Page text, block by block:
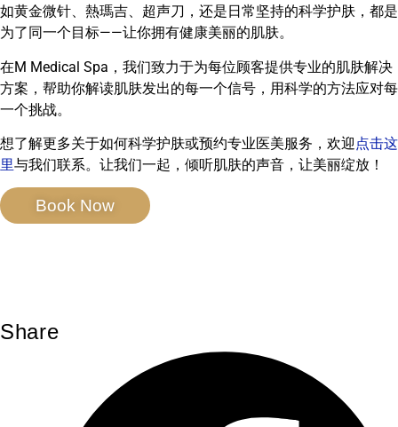
如黄金微针、熱瑪吉、超声刀，还是日常坚持的科学护肤，都是
为了同一个目标——让你拥有健康美丽的肌肤。
在M Medical Spa，我们致力于为每位顾客提供专业的肌肤解决
方案，帮助你解读肌肤发出的每一个信号，用科学的方法应对每
一个挑战。
想了解更多关于如何科学护肤或预约专业医美服务，欢迎 点击这
里与我们联系。让我们一起，倾听肌肤的声音，让美丽绽放！
Book Now
Share